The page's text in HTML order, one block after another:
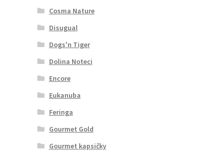
Cosma Nature
Disugual
Dogs'n Tiger
Dolina Noteci
Encore
Eukanuba
Feringa
Gourmet Gold
Gourmet kapsičky